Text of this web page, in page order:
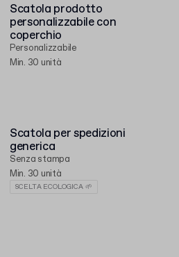
Scatola prodotto
personalizzabile con
coperchio
Personalizzabile
Min. 30 unità
Scatola per spedizioni
generica
Senza stampa
Min. 30 unità
SCELTA ECOLOGICA 🌱